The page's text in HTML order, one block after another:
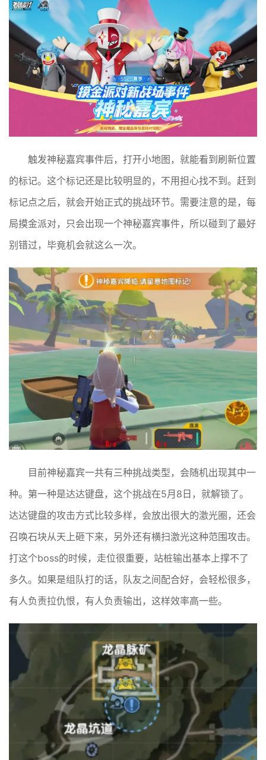
触发神秘嘉宾事件后，打开小地图，就能看到刷新位置
的标记。这个标记还是比较明显的，不用担心找不到。赶到
标记点之后，就会开始正式的挑战环节。需要注意的是，每
局摸金派对，只会出现一个神秘嘉宾事件，所以碰到了最好
别错过，毕竟机会就这么一次。
目前神秘嘉宾一共有三种挑战类型，会随机出现其中一
种。第一种是达达键盘，这个挑战在5月8日，就解锁了。
达达键盘的攻击方式比较多样，会放出很大的激光圈，还会
召唤石块从天上砸下来，另外还有横扫激光这种范围攻击。
打这个boss的时候，走位很重要，站桩输出基本上撑不了
多久。如果是组队打的话，队友之间配合好，会轻松很多，
有人负责拉仇恨，有人负责输出，这样效率高一些。